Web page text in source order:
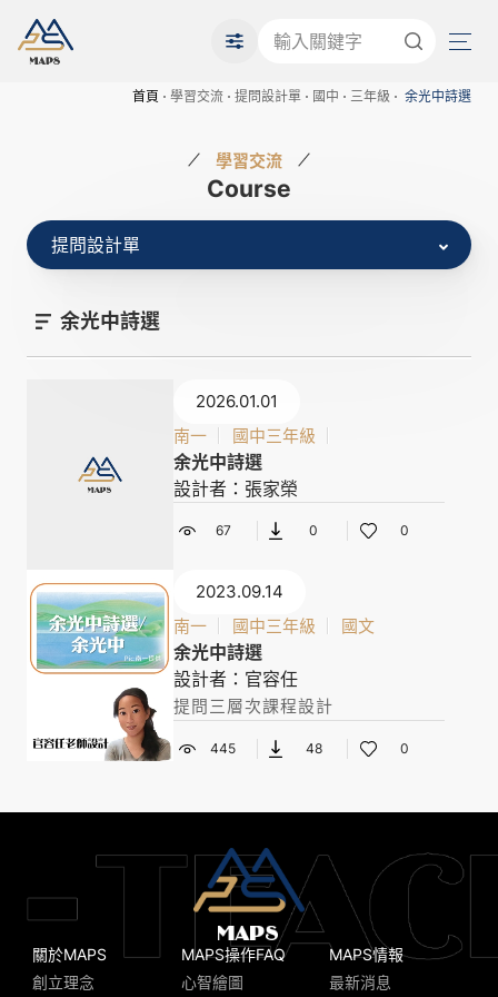
首頁 學習交流 提問設計單 國中 三年級 余光中詩選
學習交流
Course
提問設計單
余光中詩選
2026.01.01
南一
國中三年級
余光中詩選
設計者：張家榮
67 0 0
2023.09.14
南一
國中三年級 國文
余光中詩選
設計者：官容任
提問三層次課程設計
445 48 0
關於MAPS
創立理念
MAPS操作FAQ
心智繪圖
MAPS情報
最新消息